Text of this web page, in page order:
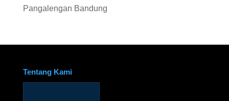
Pangalengan Bandung
Tentang Kami